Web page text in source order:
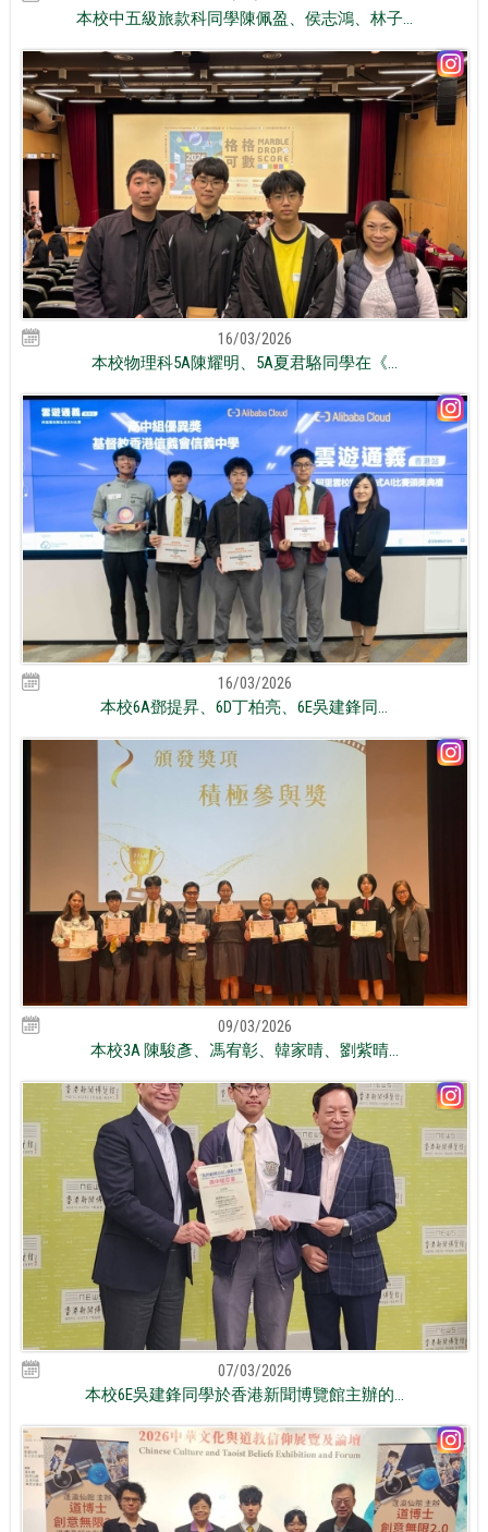
本校中五級旅款科同學陳佩盈、侯志鴻、林子...
16/03/2026
本校物理科5A陳耀明、5A夏君駱同學在《...
16/03/2026
本校6A鄧提昇、6D丁柏亮、6E吳建鋒同...
09/03/2026
本校3A 陳駿彥、馮宥彰、韓家晴、劉紫晴...
07/03/2026
本校6E吳建鋒同學於香港新聞博覽館主辦的...